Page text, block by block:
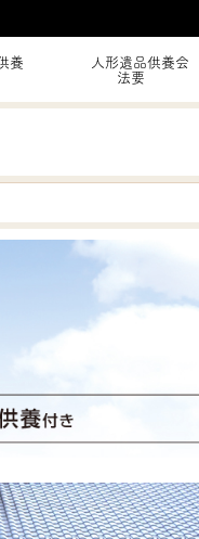
養
人形遺品供養会
法要